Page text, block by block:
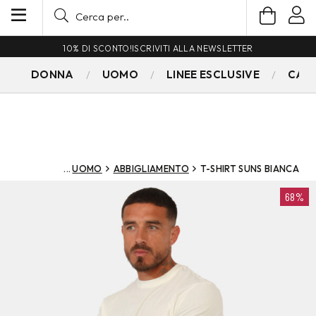
10% DI SCONTO!ISCRIVITI ALLA NEWSLETTER
DONNA UOMO LINEE ESCLUSIVE
UOMO ABBIGLIAMENTO T-SHIRT SUNS BIANCA
68%